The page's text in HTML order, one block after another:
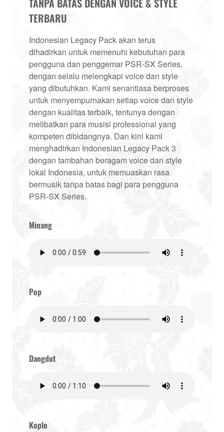
TANPA BATAS DENGAN VOICE & STYLE
TERBARU
Indonesian Legacy Pack akan terus
dihadirkan untuk memenuhi kebutuhan para
pengguna dan penggemar PSR-SX Series,
dengan selalu melengkapi voice dan style
yang dibutuhkan. Kami senantiasa berproses
untuk menyempurnakan setiap voice dan style
dengan kualitas terbaik, tentunya dengan
melibatkan para musisi professional yang
kompeten dibidangnya. Dan kini kami
menghadirkan Indonesian Legacy Pack 3
dengan tambahan beragam voice dan style
lokal Indonesia, untuk memuaskan rasa
bermusik tanpa batas bagi para pengguna
PSR-SX Series.
Minang
Pop
Dangdut
Koplo